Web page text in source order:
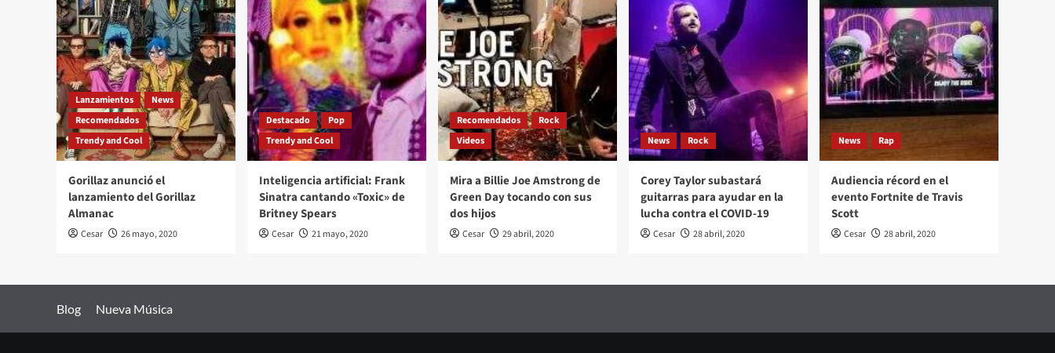
Lanzamientos
News
Recomendados
Trendy and Cool
Gorillaz anunció el
lanzamiento del Gorillaz
Almanac
Cesar 26 mayo, 2020
Destacado
Pop
Trendy and Cool
Inteligencia artificial: Frank
Sinatra cantando «Toxic» de
Britney Spears
Cesar 21 mayo, 2020
Recomendados
Rock
Videos
Mira a Billie Joe Amstrong de
Green Day tocando con sus
dos hijos
Cesar 29 abril, 2020
News Rock
Corey Taylor subastará
guitarras para ayudar en la
lucha contra el COVID-19
Cesar 28 abril, 2020
News Rap
Audiencia récord en el
evento Fortnite de Travis
Scott
Cesar 28 abril, 2020
Blog Nueva Música